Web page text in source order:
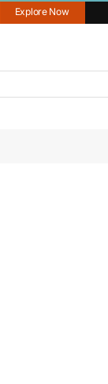
Explore Now